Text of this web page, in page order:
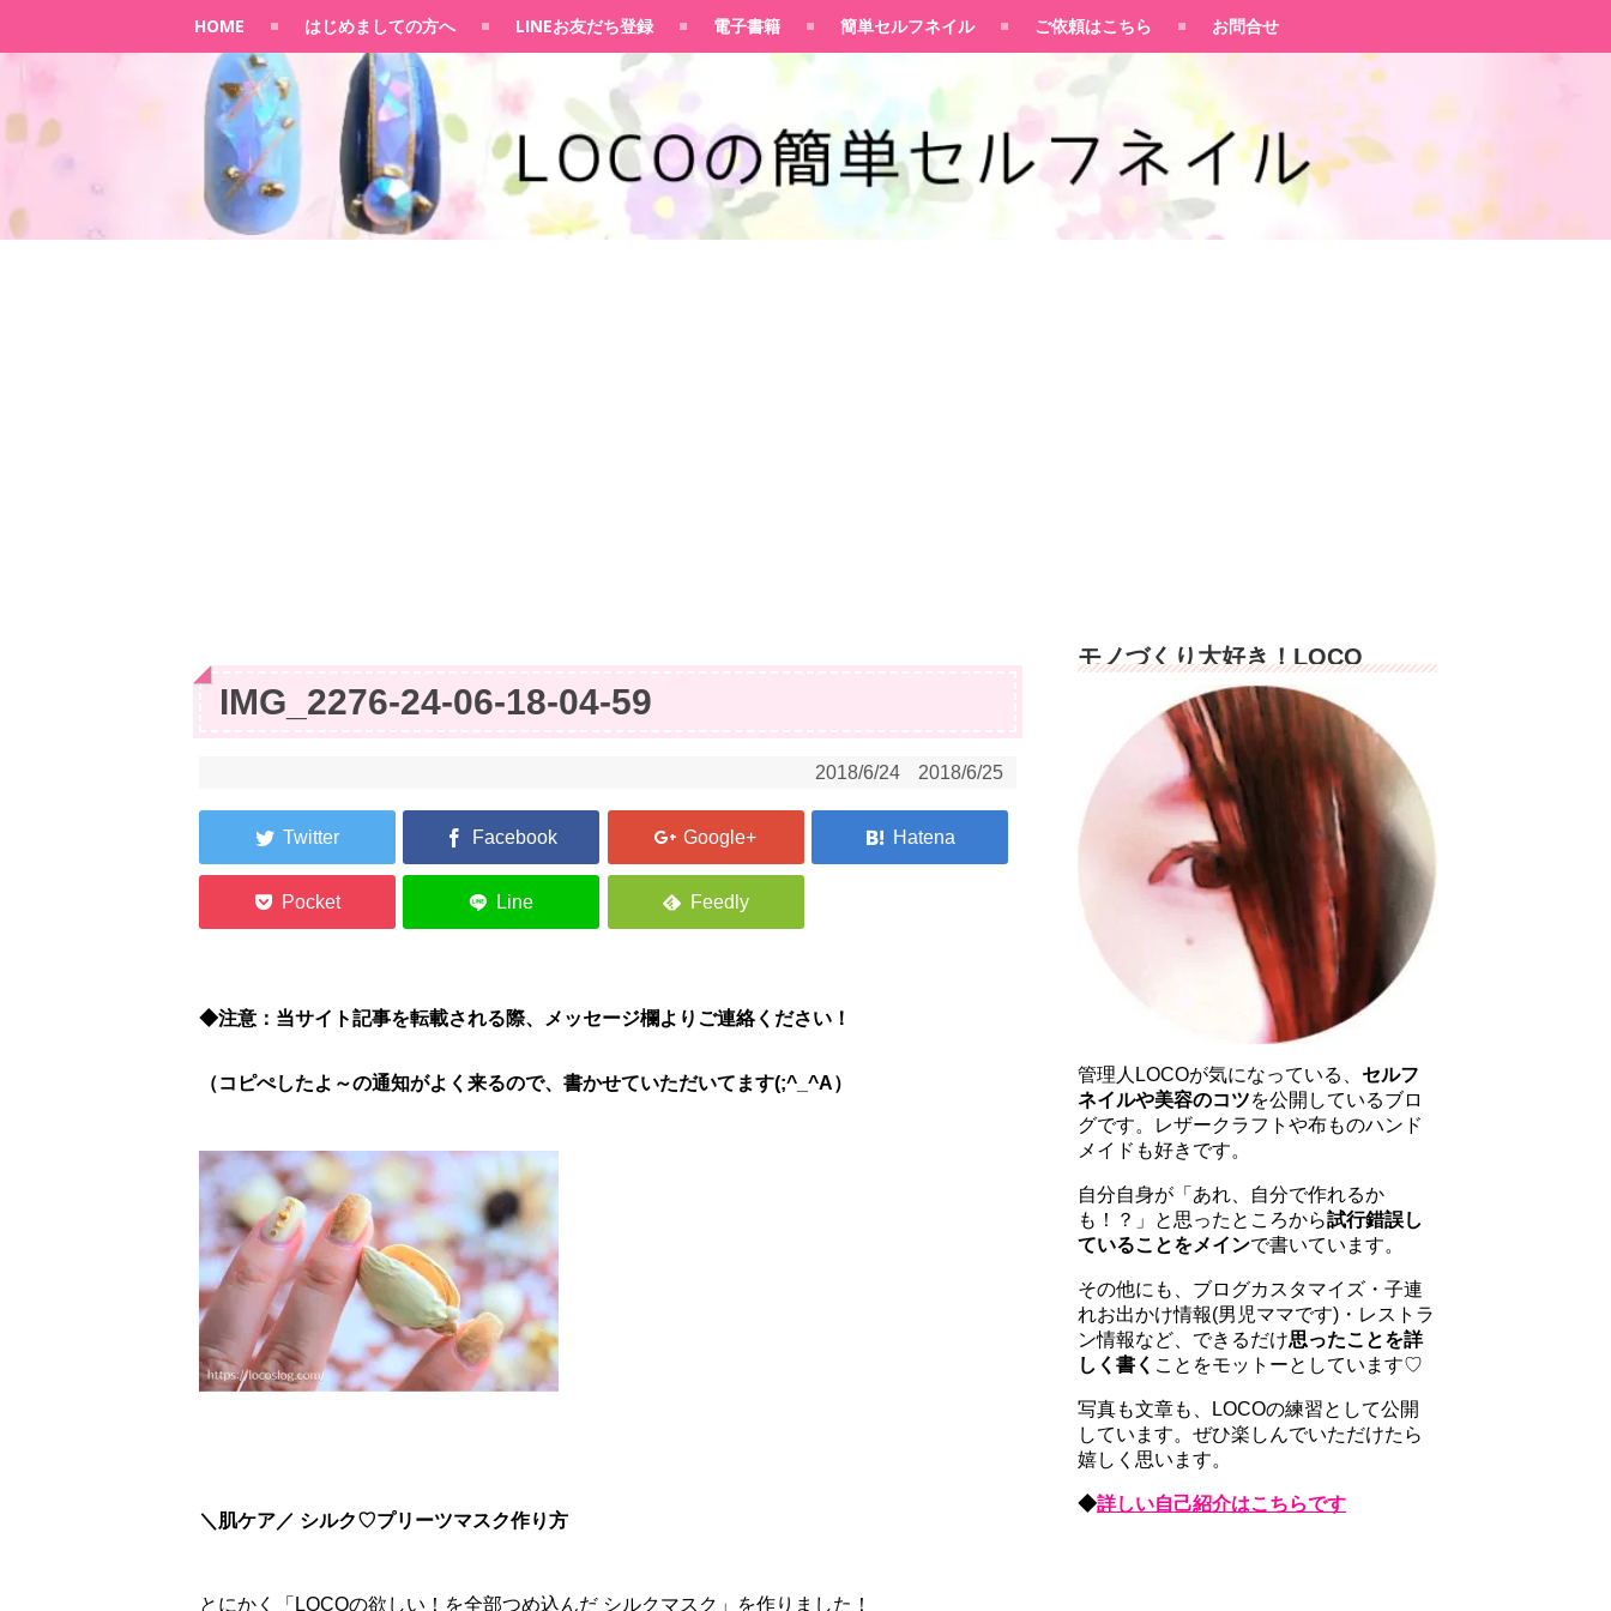
HOME はじめましての方へ LINEお友だち登録 電子書籍 簡単セルフネイル ご依頼はこちら お問合せ
IMG_2276-24-06-18-04-59
2018/6/24 2018/6/25
◆注意：当サイト記事を転載される際、メッセージ欄よりご連絡ください！
（コピぺしたよ～の通知がよく来るので、書かせていただいてます(;^_^A）
＼肌ケア／ シルク♡プリーツマスク作り方
とにかく「LOCOの欲しい！を全部つめ込んだ シルクマスク」を作りました！
モノづくり大好き！LOCO
管理人LOCOが気になっている、 セルフ
ネイルや美容のコツを公開しているブロ
グです。レザークラフトや布ものハンド
メイドも好きです。
自分自身が「あれ、自分で作れるか
も！？」と思ったところから試行錯誤し
ていることをメインで書いています。
その他にも、ブログカスタマイズ・子連
れお出かけ情報(男児ママです)・レストラ
ン情報など、できるだけ思ったことを詳
しく書く ことをモットーとしています♡
写真も文章も、LOCOの練習として公開
しています。ぜひ楽しんでいただけたら
嬉しく思います。
◆詳しい自己紹介はこちらです